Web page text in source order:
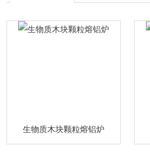
生物质木块颗粒熔铝炉